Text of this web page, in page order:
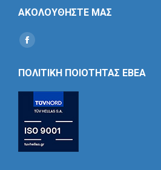
ΑΚΟΛΟΥΘΗΣΤΕ ΜΑΣ
Find us on:
Social
ΠΟΛΙΤΙΚΗ ΠΟΙΟΤΗΤΑΣ ΕΒΕΑ